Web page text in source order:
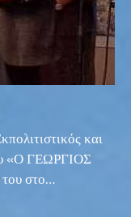
και
«Ο ΓΕΩΡΓΙΟΣ
στο…